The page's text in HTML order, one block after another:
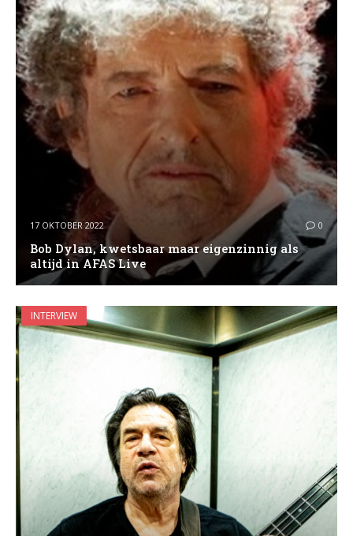
17 OKTOBER 2022 0
Bob Dylan, kwetsbaar maar eigenzinnig als
altijd in AFAS Live
INTERVIEW